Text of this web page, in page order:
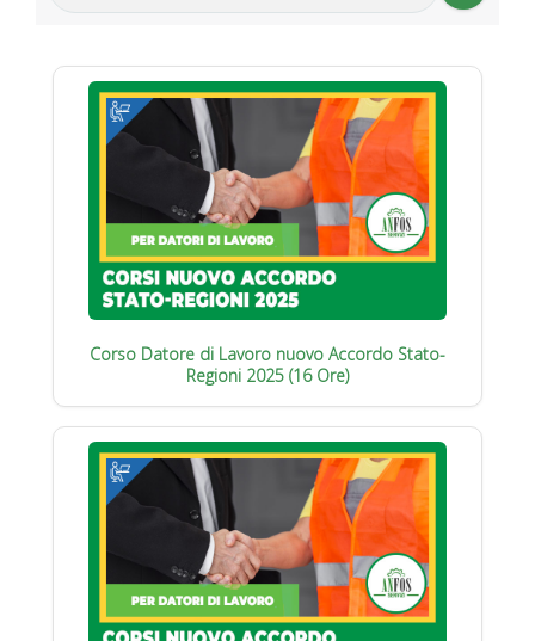
Corso Datore di Lavoro nuovo Accordo Stato-
Regioni 2025 (16 Ore)